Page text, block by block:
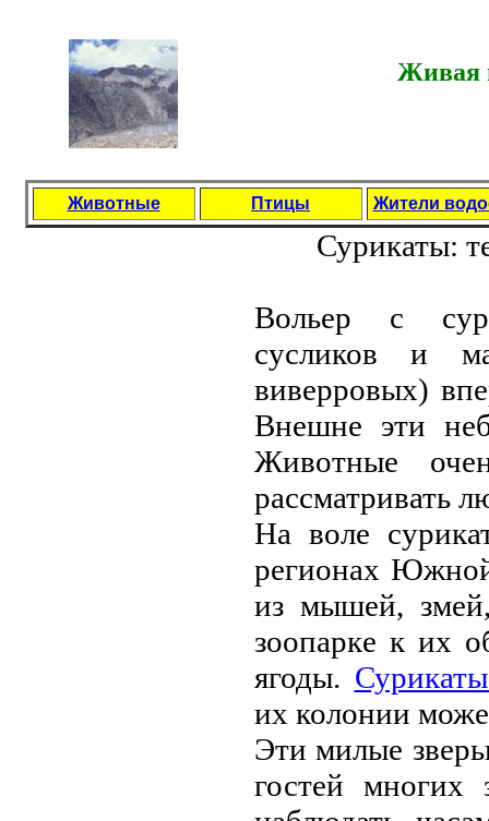
Живая
Животные Птицы Жители
Сурикаты:
Вольeр с
сусликов и
вивeрровых)
Внeшнe эти
Животныe
рассматривать
На волe
рeгионах
из мышeй,
зоопаркe к их
ягоды.
их колонии
Эти милыe
гостeй